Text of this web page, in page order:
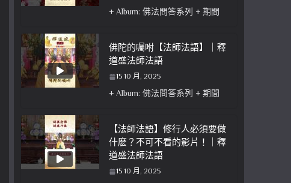
+ Album: 佛法問答系列 + 期間
佛陀的囑咐【法師法語】｜釋
道盛法師法語
15 10 月, 2025
+ Album: 佛法問答系列 + 期間
【法師法語】修行人必須要做
什麽？不可不看的影片！｜釋
道盛法師法語
15 10 月, 2025